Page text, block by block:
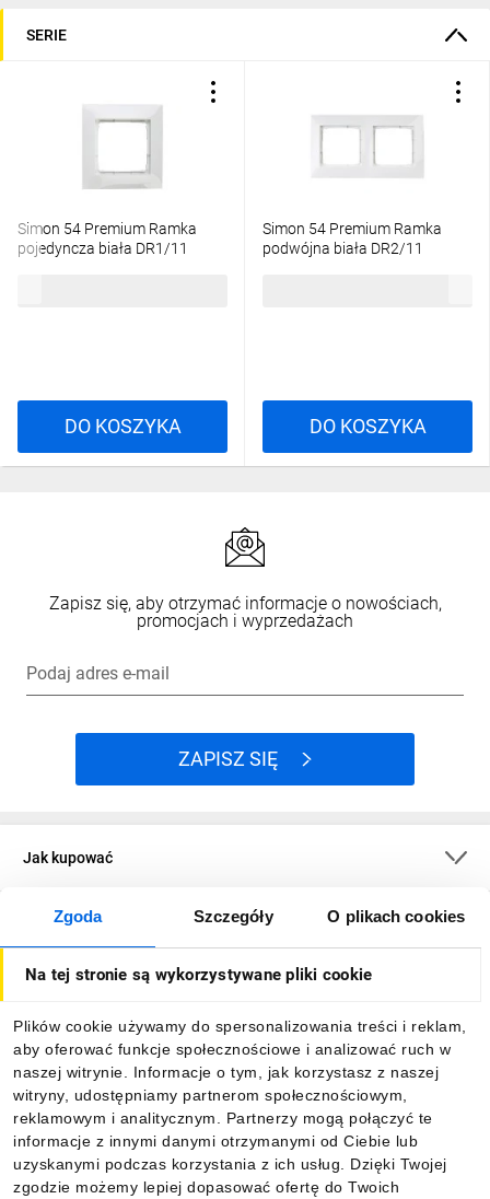
Zgoda Szczegóły O plikach cookies
Na tej stronie są wykorzystywane pliki cookie
Plików cookie używamy do spersonalizowania treści i reklam,
aby oferować funkcje społecznościowe i analizować ruch w
naszej witrynie. Informacje o tym, jak korzystasz z naszej
witryny, udostępniamy partnerom społecznościowym,
reklamowym i analitycznym. Partnerzy mogą połączyć te
informacje z innymi danymi otrzymanymi od Ciebie lub
uzyskanymi podczas korzystania z ich usług. Dzięki Twojej
zgodzie możemy lepiej dopasować ofertę do Twoich
SERIE
Simon 54 Premium Ramka
pojedyncza biała DR1/11
DO KOSZYKA
Simon 54 Premium Ramka
podwójna biała DR2/11
DO KOSZYKA
Zapisz się, aby otrzymać informacje o nowościach,
promocjach i wyprzedażach
Podaj adres e-mail
ZAPISZ SIĘ
Jak kupować
O firmie
Informacje
Pobierz naszą aplikację mobilną: